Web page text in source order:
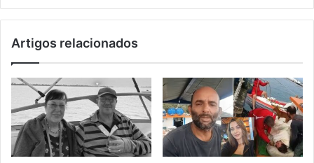
Artigos relacionados